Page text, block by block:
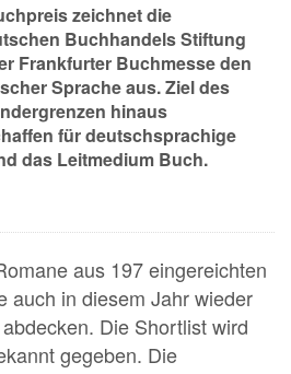
zeichnet die
Buchhandels Stiftung
Frankfurter Buchmesse den
Sprache aus. Ziel des
hinaus
für deutschsprachige
das Leitmedium Buch.
aus 197 eingereichten
auch in diesem Jahr wieder
Die Shortlist wird
gegeben. Die